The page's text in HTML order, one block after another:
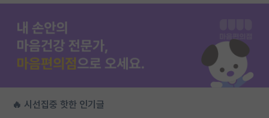
🔥 시선집중 핫한 인기글